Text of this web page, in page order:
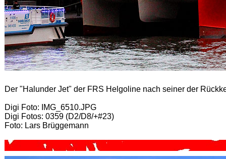
Der "Halunder Jet" der FRS Helgoline nach seiner der
Digi Foto: IMG_6510.JPG
Digi Fotos: 0359 (D2/D8/+#23)
Foto: Lars Brüggemann